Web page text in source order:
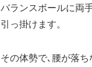
バランスボールに両
引っ掛けます。
その体勢で､腰が落